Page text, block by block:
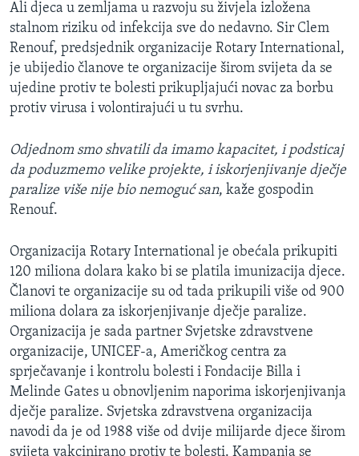
Ali djeca u zemljama u razvoju su živjela izložena
stalnom riziku od infekcija sve do nedavno. Sir Clem
Renouf, predsjednik organizacije Rotary International,
je ubijedio članove te organizacije širom svijeta da se
ujedine protiv te bolesti prikupljajući novac za borbu
protiv virusa i volontirajući u tu svrhu.
Odjednom smo shvatili da imamo kapacitet, i podsticaj
da poduzmemo velike projekte, i iskorjenjivanje dječje
paralize više nije bio nemoguć san, kaže gospodin
Renouf.
Organizacija Rotary International je obećala prikupiti
120 miliona dolara kako bi se platila imunizacija djece.
Članovi te organizacije su od tada prikupili više od 900
miliona dolara za iskorjenjivanje dječje paralize.
Organizacija je sada partner Svjetske zdravstvene
organizacije, UNICEF-a, Američkog centra za
sprječavanje i kontrolu bolesti i Fondacije Billa i
Melinde Gates u obnovljenim naporima iskorjenjivanja
dječje paralize. Svjetska zdravstvena organizacija
navodi da je od 1988 više od dvije milijarde djece širom
svijeta vakcinirano protiv te bolesti. Kampanja se